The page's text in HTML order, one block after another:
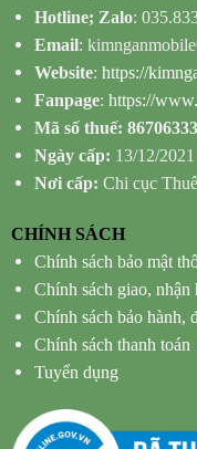
Hotline; Zalo:
Email:
Website: https://
Fanpage: https://
Mã số thuế:
Ngày cấp: 13/12/2021
Nơi cấp: Chi cục
CHÍNH SÁCH
Chính sách bảo mật
Chính sách giao, nhận
Chính sách bảo hành,
Chính sách thanh toán
Tuyển dụng